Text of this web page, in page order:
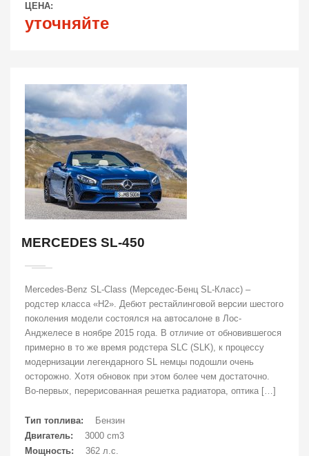
ЦЕНА:
уточняйте
MERCEDES SL-450
Mercedes-Benz SL-Class (Мерседес-Бенц SL-Класс) –
родстер класса «H2». Дебют рестайлинговой версии шестого
поколения модели состоялся на автосалоне в Лос-
Анджелесе в ноябре 2015 года. В отличие от обновившегося
примерно в то же время родстера SLC (SLK), к процессу
модернизации легендарного SL немцы подошли очень
осторожно. Хотя обновок при этом более чем достаточно.
Во-первых, перерисованная решетка радиатора, оптика […]
Тип топлива:
Бензин
Двигатель:
3000 cm3
Мощность:
362 л.с.